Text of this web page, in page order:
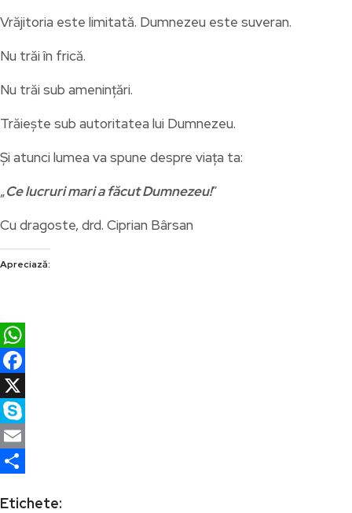
Vrăjitoria este limitată. Dumnezeu este suveran.
Nu trăi în frică.
Nu trăi sub amenințări.
Trăiește sub autoritatea lui Dumnezeu.
Și atunci lumea va spune despre viața ta:
„Ce lucruri mari a făcut Dumnezeu!”
Cu dragoste, drd. Ciprian Bârsan
Apreciază:
WhatsApp
Facebook
X
Skype
Email
Etichete: